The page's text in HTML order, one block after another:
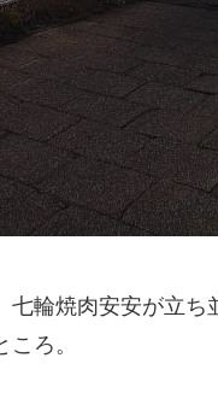
輪焼肉安安が立
ろ。